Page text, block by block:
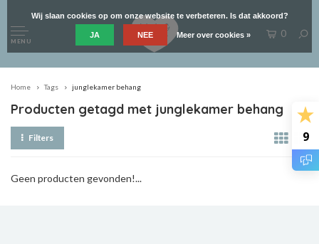
9
MENU
0
Home Tags junglekamer behang
Producten getagd met junglekamer behang
Filters
Geen producten gevonden!...
Wij slaan cookies op om onze website te verbeteren. Is dat akkoord?
JA NEE Meer over cookies »